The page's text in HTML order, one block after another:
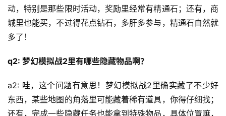
动，特别是那些限时活动，奖励里经常有精通石；还有，商
城里也能买，不过得花点钻石，多肝多参与，精通石自然就
多了！
q2: 梦幻模拟战2里有哪些隐藏物品啊？
a2: 哇，这个问题有意思！梦幻模拟战2里确实藏了不少好
东西，某些地图的角落里可能藏着稀有道具，你得仔细找；
还有，完成一些隐藏任务也能拿到特殊物品，具体位置嘛，